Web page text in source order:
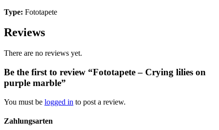
Type: Fototapete
Reviews
There are no reviews yet.
Be the first to review “Fototapete – Crying lilies on
purple marble”
You must be logged in to post a review.
Zahlungsarten